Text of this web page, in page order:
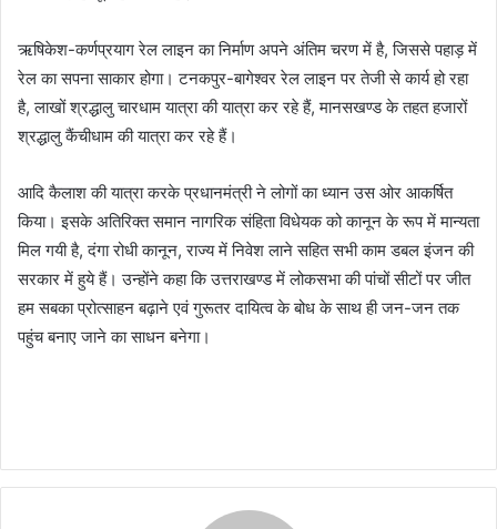
ऋषिकेश-कर्णप्रयाग रेल लाइन का निर्माण अपने अंतिम चरण में है, जिससे पहाड़ में
रेल का सपना साकार होगा। टनकपुर-बागेश्वर रेल लाइन पर तेजी से कार्य हो रहा
है, लाखों श्रद्धालु चारधाम यात्रा की यात्रा कर रहे हैं, मानसखण्ड के तहत हजारों
श्रद्धालु कैंचीधाम की यात्रा कर रहे हैं।
आदि कैलाश की यात्रा करके प्रधानमंत्री ने लोगों का ध्यान उस ओर आकर्षित
किया। इसके अतिरिक्त समान नागरिक संहिता विधेयक को कानून के रूप में मान्यता
मिल गयी है, दंगा रोधी कानून, राज्य में निवेश लाने सहित सभी काम डबल इंजन की
सरकार में हुये हैं। उन्होंने कहा कि उत्तराखण्ड में लोकसभा की पांचों सीटों पर जीत
हम सबका प्रोत्साहन बढ़ाने एवं गुरूतर दायित्व के बोध के साथ ही जन-जन तक
पहुंच बनाए जाने का साधन बनेगा।